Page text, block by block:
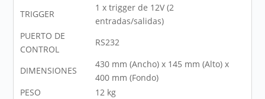
TRIGGER
1 x trigger de 12V (2
entradas/salidas)
PUERTO DE
CONTROL
RS232
DIMENSIONES
430 mm (Ancho) x 145 mm (Alto) x
400 mm (Fondo)
PESO
12 kg